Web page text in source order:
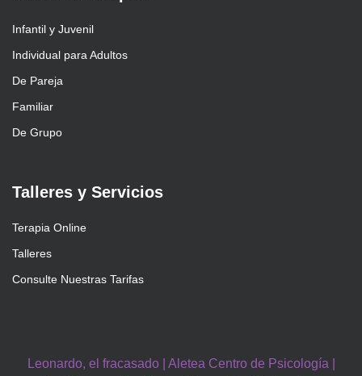
Infantil y Juvenil
Individual para Adultos
De Pareja
Familiar
De Grupo
Talleres y Servicios
Terapia Online
Talleres
Consulte Nuestras Tarifas
Leonardo, el fracasado | Aletea Centro de Psicología |